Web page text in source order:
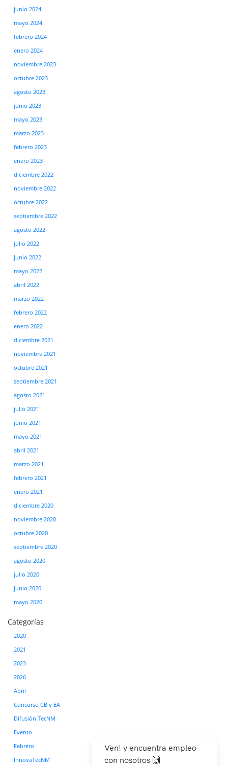
junio 2024
mayo 2024
febrero 2024
enero 2024
noviembre 2023
octubre 2023
agosto 2023
junio 2023
mayo 2023
marzo 2023
febrero 2023
enero 2023
diciembre 2022
noviembre 2022
octubre 2022
septiembre 2022
agosto 2022
julio 2022
junio 2022
mayo 2022
abril 2022
marzo 2022
febrero 2022
enero 2022
diciembre 2021
noviembre 2021
octubre 2021
septiembre 2021
agosto 2021
julio 2021
junio 2021
mayo 2021
abril 2021
marzo 2021
febrero 2021
enero 2021
diciembre 2020
noviembre 2020
octubre 2020
septiembre 2020
agosto 2020
julio 2020
junio 2020
mayo 2020
Categorías
2020
2021
2023
2026
Abril
Concurso CB y EA
Difusión TecNM
Evento
Febrero
InnovaTecNM
Ven! y encuentra empleo
con nosotros 🙌